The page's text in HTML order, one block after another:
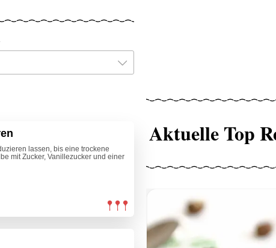
lassen, bis eine trockene
mit Zucker, Vanillezucker und einer
Aktuelle Top